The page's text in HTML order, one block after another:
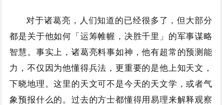
对于诸葛亮，人们知道的已经很多了，但大部分
都是关于他如何「运筹帷幄，决胜千里」的军事谋略
智慧。事实上，诸葛亮料事如神，他有超常的预测能
力，不仅因为他懂得兵法，更重要的是他上知天文，
下晓地理。这里的天文可不是今天的天文学，或者气
象预报什么的。过去的方士都懂得用易理来解释观察